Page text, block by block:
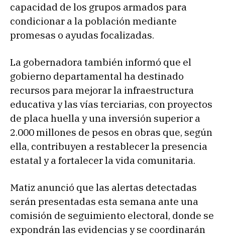
capacidad de los grupos armados para
condicionar a la población mediante
promesas o ayudas focalizadas.
La gobernadora también informó que el
gobierno departamental ha destinado
recursos para mejorar la infraestructura
educativa y las vías terciarias, con proyectos
de placa huella y una inversión superior a
2.000 millones de pesos en obras que, según
ella, contribuyen a restablecer la presencia
estatal y a fortalecer la vida comunitaria.
Matiz anunció que las alertas detectadas
serán presentadas esta semana ante una
comisión de seguimiento electoral, donde se
expondrán las evidencias y se coordinarán